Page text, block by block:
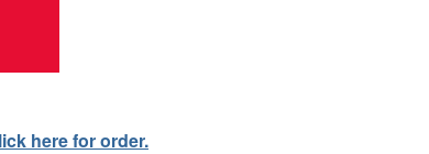
here for order.